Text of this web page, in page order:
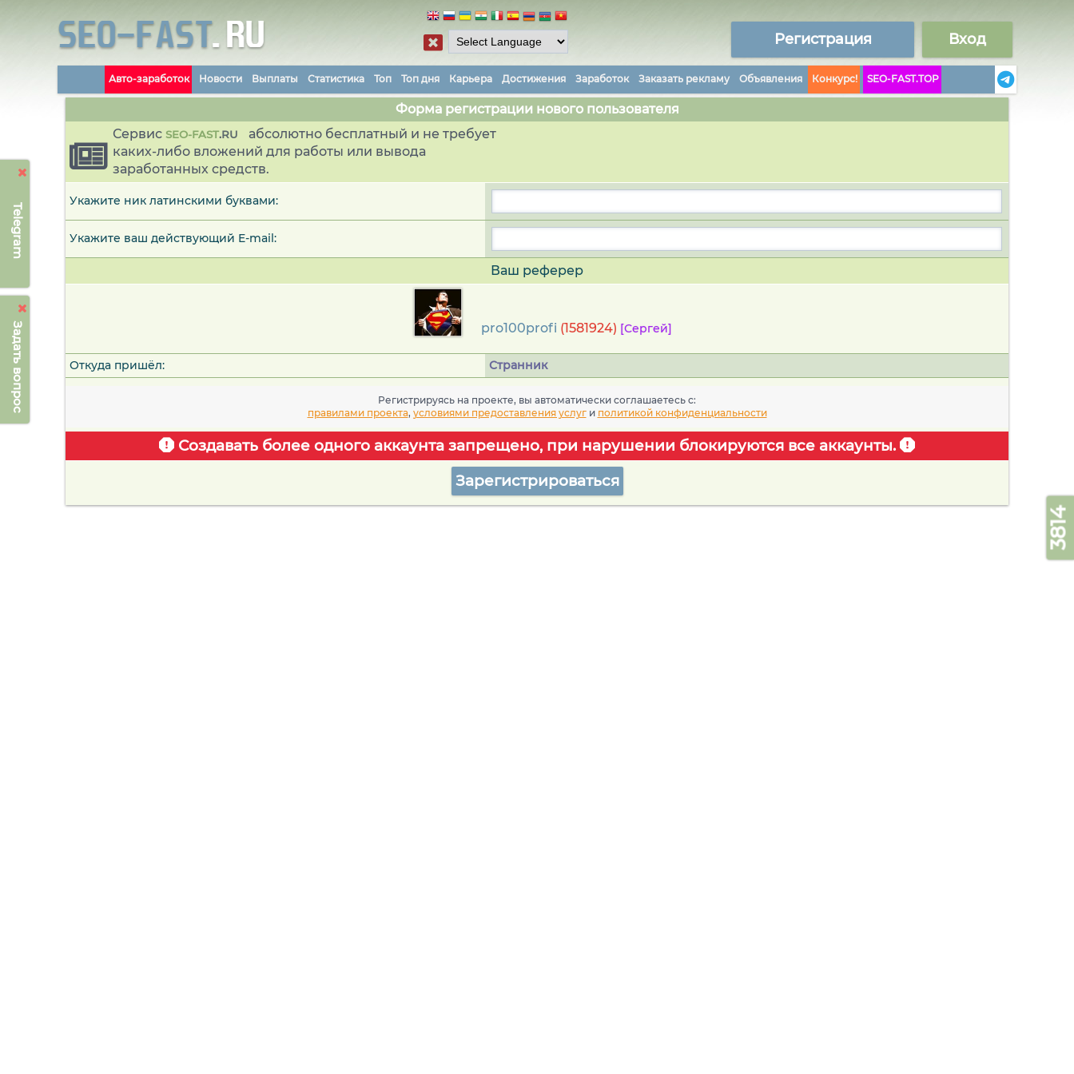
Telegram
Задать вопрос
Регистрация Вход
Авто-заработок Новости Выплаты Статистика Топ Топ дня Карьера Достижения Заработок Заказать рекламу Объявления Конкурс! SEO-FAST.TOP
Форма регистрации нового пользователя
Сервис SEO-FAST.RU
абсолютно бесплатный и не требует
каких-либо вложений для работы или вывода
заработанных средств.
Укажите ник латинскими буквами:
Укажите ваш действующий E-mail:
Ваш реферер
pro100profi (1581924) [Сергей]
Откуда пришёл: Странник
Регистрируясь на проекте, вы автоматически соглашаетесь c:
правилами проекта, условиями предоставления услуги политикой конфиденциальности
Создавать более одного аккаунта запрещено, при нарушении блокируются все аккаунты.
Зарегистрироваться
3814